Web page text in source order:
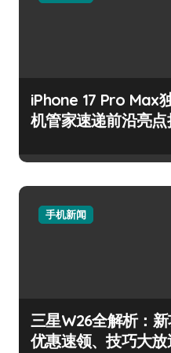
iPhone 17 Pro Max
机管家速递前沿亮点
手机新闻
三星W26全解析：新
优惠速领、技巧大放